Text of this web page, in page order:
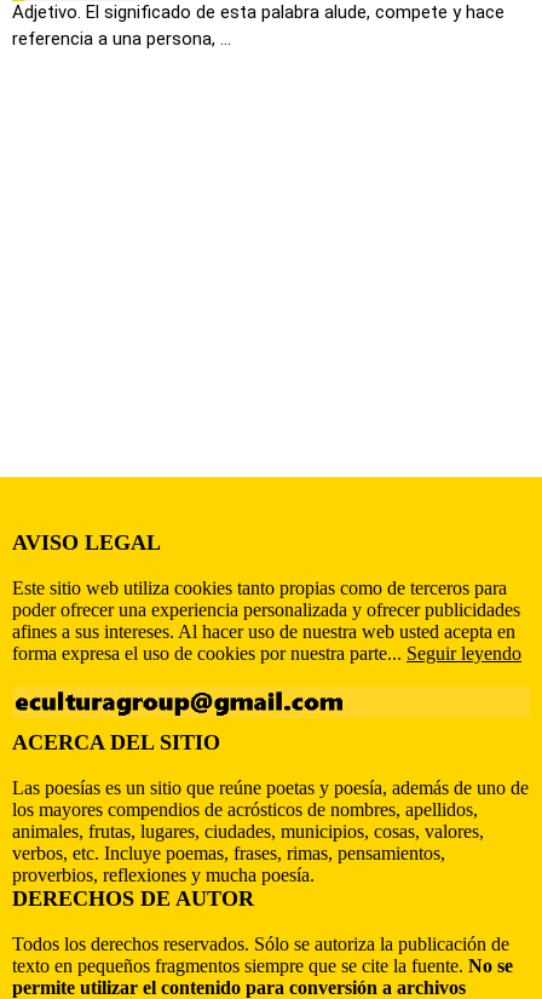
Adjetivo. El significado de esta palabra alude, compete y hace
referencia a una persona, ...
AVISO LEGAL
Este sitio web utiliza cookies tanto propias como de terceros para
poder ofrecer una experiencia personalizada y ofrecer publicidades
afines a sus intereses. Al hacer uso de nuestra web usted acepta en
forma expresa el uso de cookies por nuestra parte... Seguir leyendo
ACERCA DEL SITIO
Las poesías es un sitio que reúne poetas y poesía, además de uno de
los mayores compendios de acrósticos de nombres, apellidos,
animales, frutas, lugares, ciudades, municipios, cosas, valores,
verbos, etc. Incluye poemas, frases, rimas, pensamientos,
proverbios, reflexiones y mucha poesía.
DERECHOS DE AUTOR
Todos los derechos reservados. Sólo se autoriza la publicación de
texto en pequeños fragmentos siempre que se cite la fuente. No se
permite utilizar el contenido para conversión a archivos